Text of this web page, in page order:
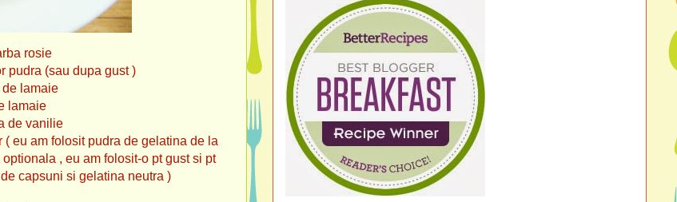
rosie
dupa gust )
vanilie
eu am folosit pudra de gelatina de la
, eu am folosit-o pt gust si pt
capsuni si gelatina neutra )